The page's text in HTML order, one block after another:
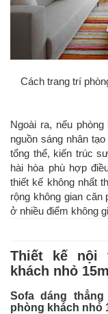
Cách trang trí
Ngoài ra, nếu
nguồn sáng nhân
tổng thể, kiến trúc
hài hòa phù hợp
thiết kế không nhất
rộng không gian căn
ở nhiều điểm không
Thiết kế nội
khách nhỏ
Sofa dáng
phòng khách nhỏ